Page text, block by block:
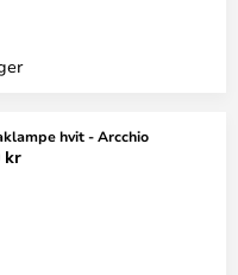
hvit - Arcchio
kr